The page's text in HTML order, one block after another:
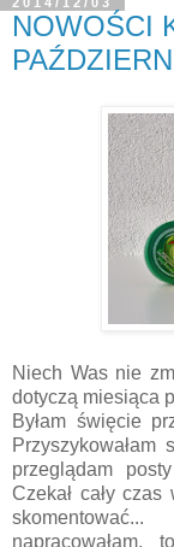
NOWOŚCI
Niech Was nie
dotyczą miesiąca
Byłam święcie
przeglądam
Czekał cały
napracowałam,